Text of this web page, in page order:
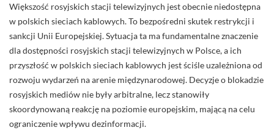
Większość rosyjskich stacji telewizyjnych jest obecnie niedostępna
w polskich sieciach kablowych. To bezpośredni skutek restrykcji i
sankcji Unii Europejskiej. Sytuacja ta ma fundamentalne znaczenie
dla dostępności rosyjskich stacji telewizyjnych w Polsce, a ich
przyszłość w polskich sieciach kablowych jest ściśle uzależniona od
rozwoju wydarzeń na arenie międzynarodowej. Decyzje o blokadzie
rosyjskich mediów nie były arbitralne, lecz stanowiły
skoordynowaną reakcję na poziomie europejskim, mającą na celu
ograniczenie wpływu dezinformacji.